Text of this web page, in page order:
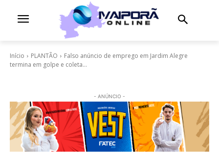
Início PLANTÃO
Falso anúncio de emprego em Jardim Alegre
termina em golpe e coleta...
- ANÚNCIO -